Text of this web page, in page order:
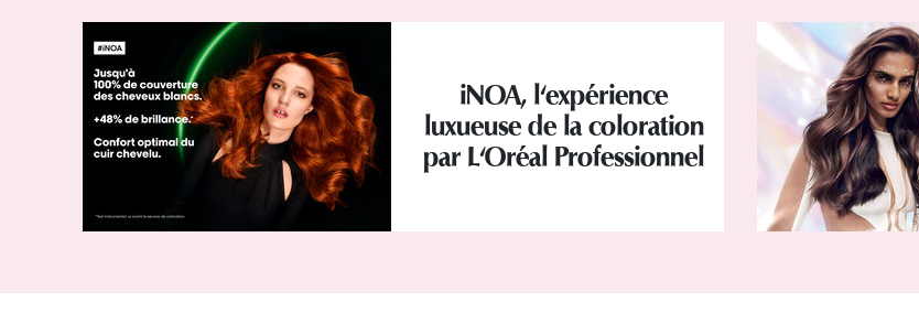
iNOA, l'expérience
luxueuse de la coloration
par L'Oréal Professionnel